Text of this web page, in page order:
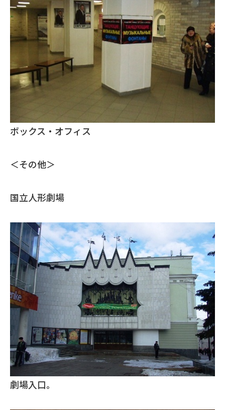
ボックス・オフィス
＜その他＞
国立人形劇場
劇場入口。